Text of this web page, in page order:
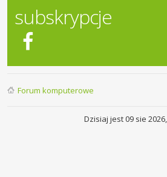
subskrypcje
Forum komputerowe
Dzisiaj jest 09 sie